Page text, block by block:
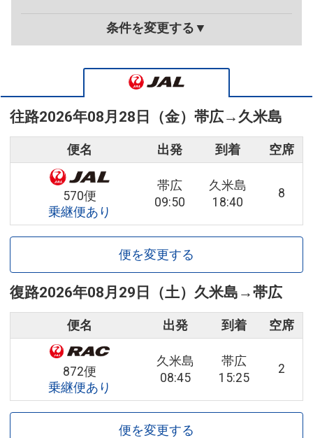
条件を変更する▼
往路2026年08月28日（金） 帯広→ 久米島
便名 出発 到着 空席
570便
乗継便あり
帯広
09:50
久米島
18:40
8
便を変更する
復路2026年08月29日（土） 久米島 →帯広
便名 出発 到着 空席
872便
乗継便あり
久米島
08:45
帯広
15:25
2
便を変更する